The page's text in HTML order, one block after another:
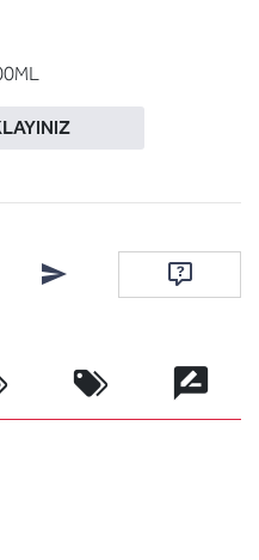
listesine ekle
Arkadaşına e-posta ile
Soru sor